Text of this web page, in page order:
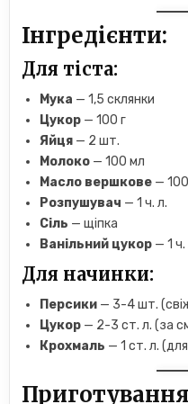
Інгредієнти:
Для тіста:
Мука — 1,5 склянки
Цукор — 100 г
Яйця — 2 шт.
Молоко — 100 мл
Масло вершкове —
Розпушувач — 1 ч. л.
Сіль — щіпка
Ванільний цукор — 1 ч.
Для начинки:
Персики — 3-4 шт.
Цукор — 2-3 ст. л. (за
Крохмаль — 1 ст. л.